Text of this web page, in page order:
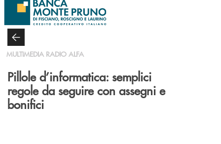
Salta al contenuto principale
MULTIMEDIA RADIO ALFA
Pillole d’informatica: semplici
regole da seguire con assegni e
bonifici